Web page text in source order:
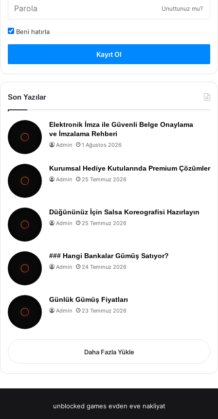
Unuttunuz mu?
Beni hatırla
Kayıt Ol
Son Yazılar
Elektronik İmza ile Güvenli Belge Onaylama
ve İmzalama Rehberi
Admin 1 Ağustos 2026
Kurumsal Hediye Kutularında Premium Çözümler
Admin 25 Temmuz 2026
Düğününüz İçin Salsa Koreografisi Hazırlayın
Admin 25 Temmuz 2026
### Hangi Bankalar Gümüş Satıyor?
Admin 24 Temmuz 2026
Günlük Gümüş Fiyatları
Admin 23 Temmuz 2026
Daha Fazla Yükle
unblocked games evden eve nakliyat